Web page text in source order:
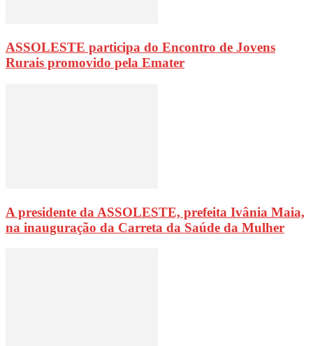
ASSOLESTE participa do Encontro de Jovens
Rurais promovido pela Emater
A presidente da ASSOLESTE, prefeita Ivânia Maia,
na inauguração da Carreta da Saúde da Mulher